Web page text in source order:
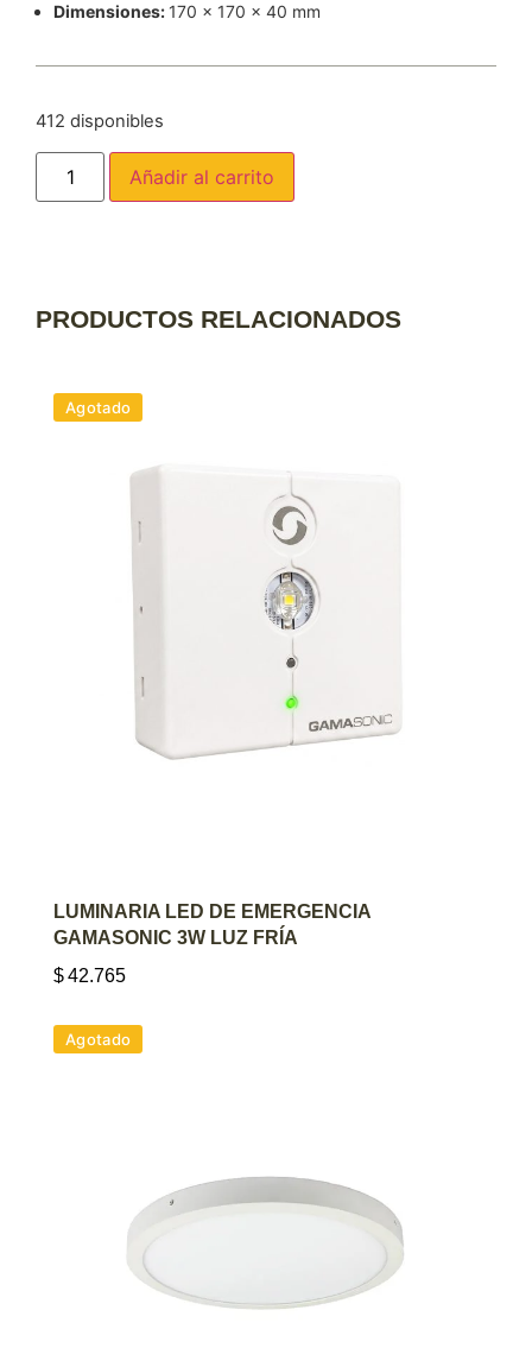
Dimensiones: 170 x 170 x 40 mm
412 disponibles
Añadir al carrito
PRODUCTOS RELACIONADOS
Agotado
AGREGAR AL CARRITO
LUMINARIA LED DE EMERGENCIA
GAMASONIC 3W LUZ FRÍA
$42.765
Agotado